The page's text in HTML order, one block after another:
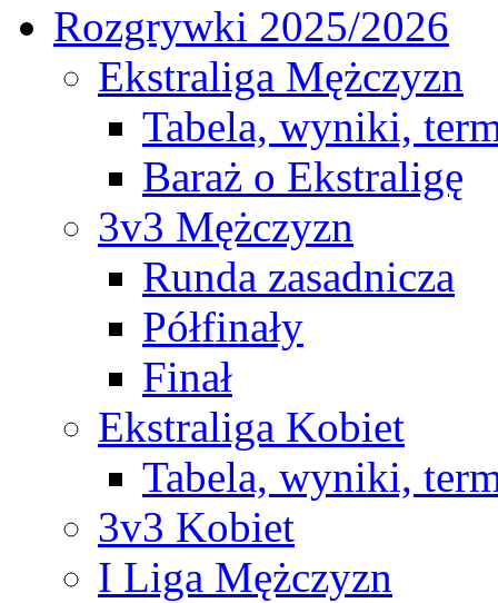
Rozgrywki 2025/2026
Ekstraliga Mężczyzn
Tabela, wyniki,
Baraż o Ekstraligę
3v3 Mężczyzn
Runda zasadnicza
Półfinały
Finał
Ekstraliga Kobiet
Tabela, wyniki,
3v3 Kobiet
I Liga Mężczyzn